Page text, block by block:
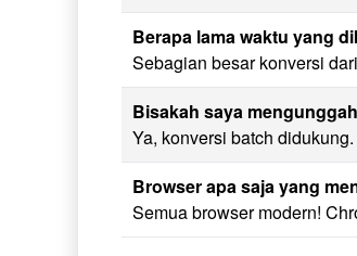
Berapa lama waktu yang
Sebagian besar konversi
Bisakah saya
Ya, konversi batch
Browser apa saja yang
Semua browser modern!